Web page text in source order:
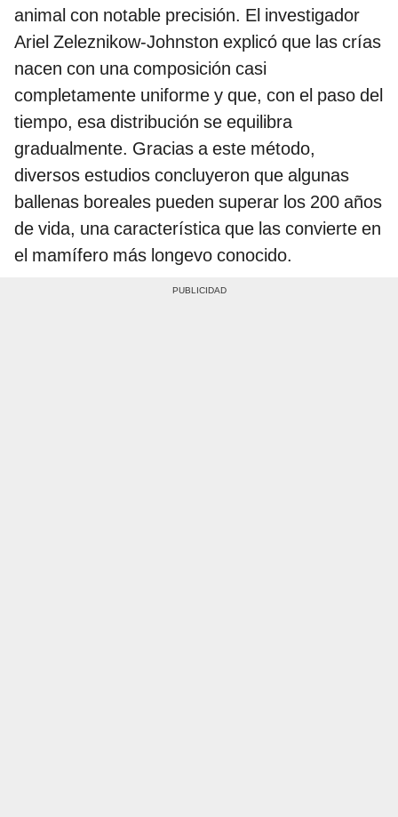
animal con notable precisión. El investigador
Ariel Zeleznikow-Johnston explicó que las crías
nacen con una composición casi
completamente uniforme y que, con el paso del
tiempo, esa distribución se equilibra
gradualmente. Gracias a este método,
diversos estudios concluyeron que algunas
ballenas boreales pueden superar los 200 años
de vida, una característica que las convierte en
el mamífero más longevo conocido.